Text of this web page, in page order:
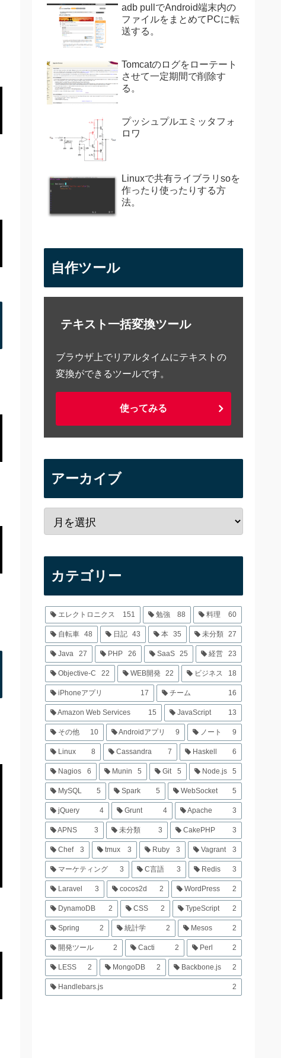
adb pullでAndroid端末内の
ファイルをまとめてPCに転
送する。
Tomcatのログをローテート
させて一定期間で削除す
る。
プッシュプルエミッタフォ
ロワ
Linuxで共有ライブラリsoを
作ったり使ったりする方
法。
自作ツール
テキスト一括変換ツール
ブラウザ上でリアルタイムにテキストの
変換ができるツールです。
使ってみる
アーカイブ
カテゴリー
エレクトロニクス 151 勉強 88 料理 60
自転車 48 日記 43 本 35 未分類 27
Java 27 PHP 26 SaaS 25 経営 23
Objective-C 22 WEB開発 22 ビジネス 18
iPhoneアプリ 17 チーム 16
Amazon Web Services 15 JavaScript 13
その他 10 Androidアプリ 9 ノート 9
Linux 8 Cassandra 7 Haskell 6
Nagios 6 Munin 5 Git 5 Node.js 5
MySQL 5 Spark 5 WebSocket 5
jQuery 4 Grunt 4 Apache 3
APNS 3 未分類 3 CakePHP 3
Chef 3 tmux 3 Ruby 3 Vagrant 3
マーケティング 3 C言語 3 Redis 3
Laravel 3 cocos2d 2 WordPress 2
DynamoDB 2 CSS 2 TypeScript 2
Spring 2 統計学 2 Mesos 2
開発ツール 2 Cacti 2 Perl 2
LESS 2 MongoDB 2 Backbone.js 2
Handlebars.js 2